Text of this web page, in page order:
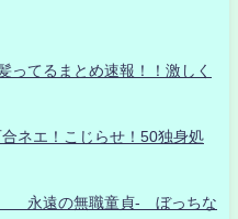
ってるまとめ速報！！激しく
ネエ！こじらせ！50独身処
永遠の無職童貞- ぼっちな